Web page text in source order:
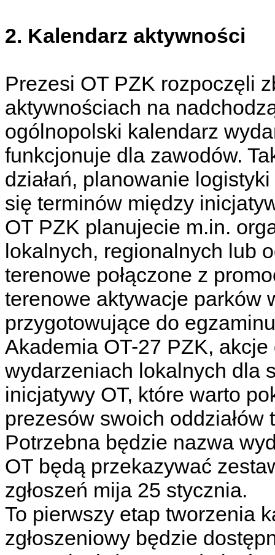
2. Kalendarz aktywności
Prezesi OT PZK rozpoczęli
aktywnościach na
ogólnopolski kalendarz
funkcjonuje dla zawodów.
działań, planowanie
się terminów między
OT PZK planujecie m.in.
lokalnych, regionalnych lub
terenowe połączone z
terenowe aktywacje parków
przygotowujące do
Akademia OT-27 PZK, akcje
wydarzeniach lokalnych dla
inicjatywy OT, które warto
prezesów swoich oddziałów
Potrzebna będzie nazwa
OT będą przekazywać
zgłoszeń mija 25 stycznia.
To pierwszy etap tworzenia
zgłoszeniowy będzie